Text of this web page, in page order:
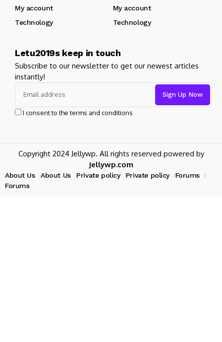
My account
My account
Technology
Technology
Letu2019s keep in touch
Subscribe to our newsletter to get our newest articles
instantly!
I consent to the terms and conditions
Copyright 2024 Jellywp. All rights reserved powered by
Jellywp.com
About Us About Us Private policy Private policy
Forums
Forums